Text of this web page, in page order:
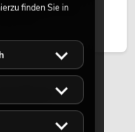
und
finden Sie in